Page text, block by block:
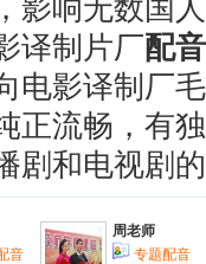
影响无数国
译制片厂配
电影译制厂
正流畅，有
剧和电视剧
音
周老师
专题配音